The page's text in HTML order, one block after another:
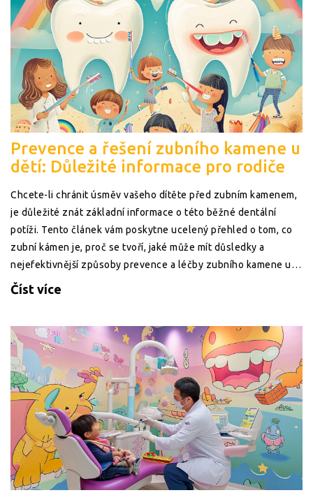
Prevence a řešení zubního kamene u
dětí: Důležité informace pro rodiče
Chcete-li chránit úsměv vašeho dítěte před zubním kamenem,
je důležité znát základní informace o této běžné dentální
potíži. Tento článek vám poskytne ucelený přehled o tom, co
zubní kámen je, proč se tvoří, jaké může mít důsledky a
nejefektivnější způsoby prevence a léčby zubního kamene u
dětí.
Číst více